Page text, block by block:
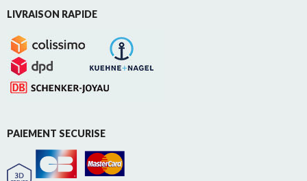
LIVRAISON RAPIDE
PAIEMENT SECURISE